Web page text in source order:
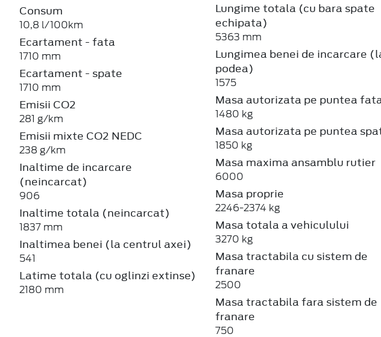
Consum
10,8 l/100km
Ecartament - fata
1710 mm
Ecartament - spate
1710 mm
Emisii CO2
281 g/km
Emisii mixte CO2 NEDC
238 g/km
Inaltime de incarcare
(neincarcat)
906
Inaltime totala (neincarcat)
1837 mm
Inaltimea benei (la centrul axei)
541
Latime totala (cu oglinzi extinse)
2180 mm
Lungime totala (cu bara spate
echipata)
5363 mm
Lungimea benei de incarcare
podea)
1575
Masa autorizata pe puntea
1480 kg
Masa autorizata pe puntea
1850 kg
Masa maxima ansamblu rutier
6000
Masa proprie
2246-2374 kg
Masa totala a vehiculului
3270 kg
Masa tractabila cu sistem de
franare
2500
Masa tractabila fara sistem de
franare
750